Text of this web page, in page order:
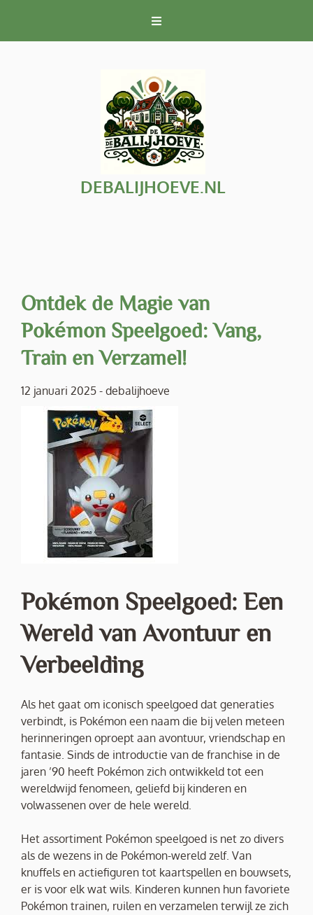
inhoud
DEBALIJHOEVE.NL
Ontdek de Magie van
Pokémon Speelgoed: Vang,
Train en Verzamel!
12 januari 2025 - debalijhoeve
Pokémon Speelgoed: Een
Wereld van Avontuur en
Verbeelding
Als het gaat om iconisch speelgoed dat generaties
verbindt, is Pokémon een naam die bij velen meteen
herinneringen oproept aan avontuur, vriendschap en
fantasie. Sinds de introductie van de franchise in de
jaren ’90 heeft Pokémon zich ontwikkeld tot een
wereldwijd fenomeen, geliefd bij kinderen en
volwassenen over de hele wereld.
Het assortiment Pokémon speelgoed is net zo divers
als de wezens in de Pokémon-wereld zelf. Van
knuffels en actiefiguren tot kaartspellen en bouwsets,
er is voor elk wat wils. Kinderen kunnen hun favoriete
Pokémon trainen, ruilen en verzamelen terwijl ze zich